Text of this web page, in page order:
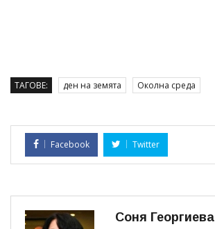
ТАГОВЕ: ден на земята Околна среда
Facebook Twitter
Соня Георгиева